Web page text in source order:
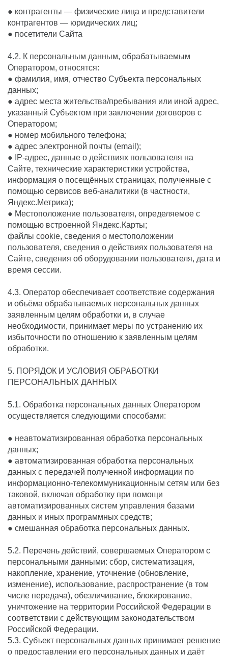
● контрагенты — физические лица и представители
контрагентов — юридических лиц;
● посетители Сайта
4.2. К персональным данным, обрабатываемым
Оператором, относятся:
● фамилия, имя, отчество Субъекта персональных
данных;
● адрес места жительства/пребывания или иной адрес,
указанный Субъектом при заключении договоров с
Оператором;
● номер мобильного телефона;
● адрес электронной почты (email);
● IP-адрес, данные о действиях пользователя на
Сайте, технические характеристики устройства,
информация о посещённых страницах, полученные с
помощью сервисов веб-аналитики (в частности,
Яндекс.Метрика);
● Местоположение пользователя, определяемое с
помощью встроенной Яндекс.Карты;
файлы cookie, сведения о местоположении
пользователя, сведения о действиях пользователя на
Сайте, сведения об оборудовании пользователя, дата и
время сессии.
4.3. Оператор обеспечивает соответствие содержания
и объёма обрабатываемых персональных данных
заявленным целям обработки и, в случае
необходимости, принимает меры по устранению их
избыточности по отношению к заявленным целям
обработки.
5. ПОРЯДОК И УСЛОВИЯ ОБРАБОТКИ
ПЕРСОНАЛЬНЫХ ДАННЫХ
5.1. Обработка персональных данных Оператором
осуществляется следующими способами:
● неавтоматизированная обработка персональных
данных;
● автоматизированная обработка персональных
данных с передачей полученной информации по
информационно-телекоммуникационным сетям или без
таковой, включая обработку при помощи
автоматизированных систем управления базами
данных и иных программных средств;
● смешанная обработка персональных данных.
5.2. Перечень действий, совершаемых Оператором с
персональными данными: сбор, систематизация,
накопление, хранение, уточнение (обновление,
изменение), использование, распространение (в том
числе передача), обезличивание, блокирование,
уничтожение на территории Российской Федерации в
соответствии с действующим законодательством
Российской Федерации.
5.3. Субъект персональных данных принимает решение
о предоставлении его персональных данных и даёт